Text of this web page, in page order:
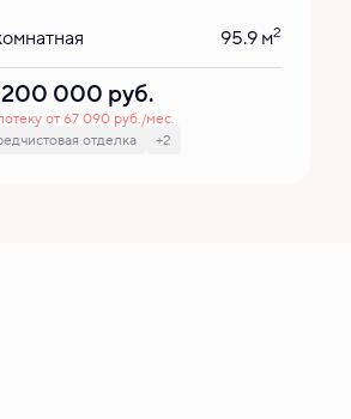
95.9 м2
200 000 руб.
от 67 090 руб./мес.
отделка
+2